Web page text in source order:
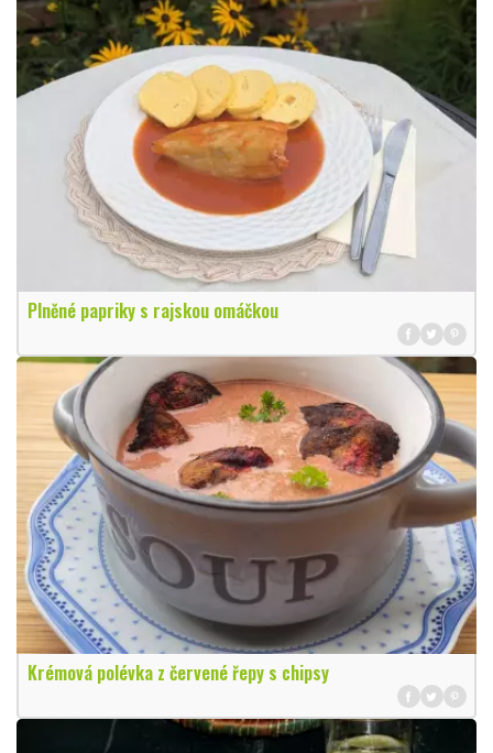
Plněné papriky s rajskou omáčkou
Krémová polévka z červené řepy s chipsy